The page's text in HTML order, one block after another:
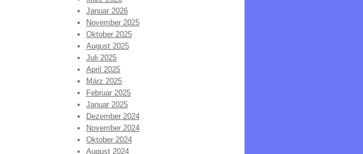
Januar 2026
November 2025
Oktober 2025
August 2025
Juli 2025
April 2025
März 2025
Februar 2025
Januar 2025
Dezember 2024
November 2024
Oktober 2024
August 2024